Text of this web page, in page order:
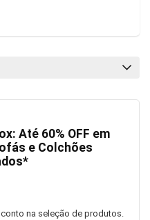
Até 60% OFF em
e Colchões
na seleção de produtos.